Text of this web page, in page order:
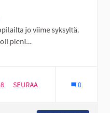
jo viime syksyltä.
pieni...
Pohjoinen Seinäjoki
18 SEURAAJAA
SEURAA 0